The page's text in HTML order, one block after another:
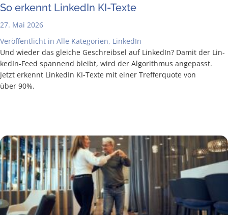
So erkennt Lin­ke­dIn KI-Texte
27. Mai 2026
Veröffentlicht in Alle Kategorien, LinkedIn
Und wie­der das glei­che Geschreib­sel auf Lin­ke­dIn? Damit der Lin­
ke­­dIn-Feed span­nend bleibt, wird der Algo­rith­mus ange­passt.
Jetzt erkennt Lin­ke­dIn KI-Tex­­­te mit einer Tref­fer­quo­te von
über 90%.